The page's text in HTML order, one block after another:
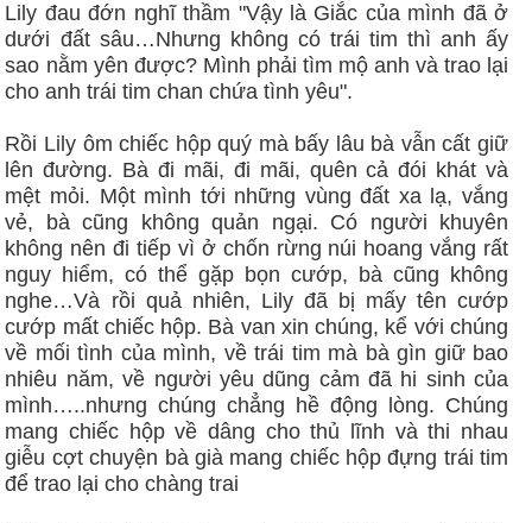
Lily đau đớn nghĩ thầm "Vậy là Giắc của mình đã ở
dưới đất sâu…Nhưng không có trái tim thì anh ấy
sao nằm yên được? Mình phải tìm mộ anh và trao lại
cho anh trái tim chan chứa tình yêu".
Rồi Lily ôm chiếc hộp quý mà bấy lâu bà vẫn cất giữ
lên đường. Bà đi mãi, đi mãi, quên cả đói khát và
mệt mỏi. Một mình tới những vùng đất xa lạ, vắng
vẻ, bà cũng không quản ngại. Có người khuyên
không nên đi tiếp vì ở chốn rừng núi hoang vắng rất
nguy hiểm, có thể gặp bọn cướp, bà cũng không
nghe…Và rồi quả nhiên, Lily đã bị mấy tên cướp
cướp mất chiếc hộp. Bà van xin chúng, kể với chúng
về mối tình của mình, về trái tim mà bà gìn giữ bao
nhiêu năm, về người yêu dũng cảm đã hi sinh của
mình…..nhưng chúng chẳng hề động lòng. Chúng
mang chiếc hộp về dâng cho thủ lĩnh và thi nhau
giễu cợt chuyện bà già mang chiếc hộp đựng trái tim
để trao lại cho chàng trai